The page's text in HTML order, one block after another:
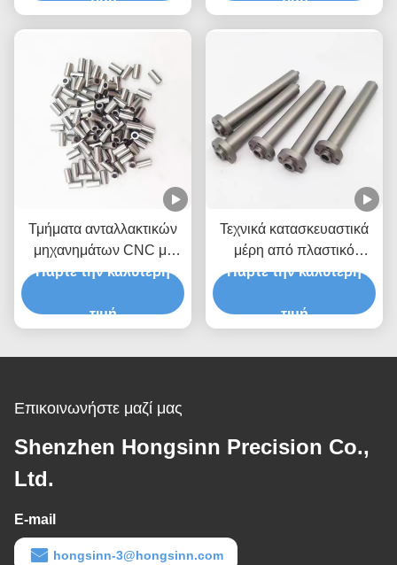
Τμήματα ανταλλακτικών
μηχανημάτων CNC με
ακρίβεια
Πάρτε την καλύτερη
τιμή
Τεχνικά κατασκευαστικά
μέρη από πλαστικό
τιτάνιο
Πάρτε την καλύτερη
τιμή
Επικοινωνήστε μαζί μας
Shenzhen Hongsinn Precision Co.,
Ltd.
E-mail
hongsinn-3@hongsinn.com